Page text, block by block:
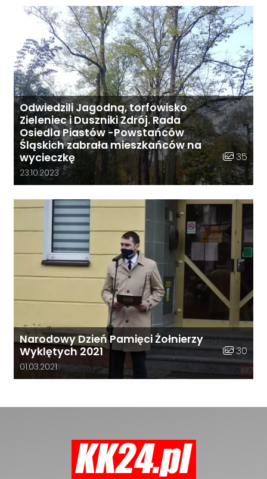
Odwiedzili Jagodną, torfowisko
Zieleniec i Duszniki Zdrój. Rada
Osiedla Piastów -Powstańców
Śląskich zabrała mieszkańców na
wycieczkę
Liczba
35
Data dodania galerii:
23.10.2023
Narodowy Dzień Pamięci Żołnierzy
Wyklętych 2021
Liczba
30
Data dodania galerii:
01.03.2021